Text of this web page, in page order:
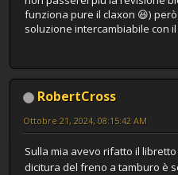
funziona pure il claxon 😆)
soluzione intercambiabile con
RobertCross
Ottobre 21, 2024, 08:15:42 AM
Sulla mia avevo rifatto il
dicitura del freno a tamburo è